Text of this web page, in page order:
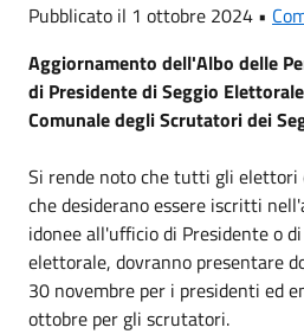
Pubblicato il 1 ottobre 2024 •
Aggiornamento dell'Albo delle
di Presidente di Seggio
Comunale degli Scrutatori dei
Si rende noto che tutti gli elettori
che desiderano essere iscritti
idonee all'ufficio di Presidente o
elettorale, dovranno presentare
30 novembre per i presidenti ed
ottobre per gli scrutatori.